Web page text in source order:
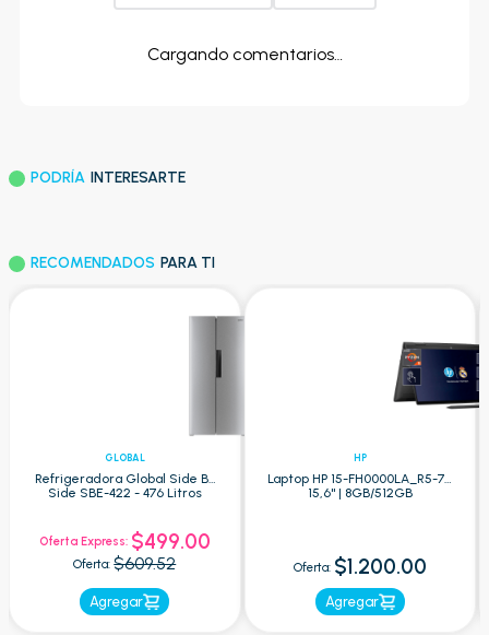
Cargando comentarios…
PODRÍA INTERESARTE
RECOMENDADOS PARA TI
GLOBAL
Refrigeradora Global Side By
Side SBE-422 - 476 Litros
Oferta Express: $499.00
Oferta: $609.52
Agregar
HP
Laptop HP 15-FH0000LA_R5-7 -
15,6" | 8GB/512GB
Oferta: $1.200.00
Agregar